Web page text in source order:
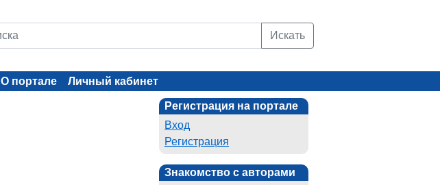
Искать
О портале
Личный кабинет
Регистрация на портале
Вход
Регистрация
Знакомство с авторами